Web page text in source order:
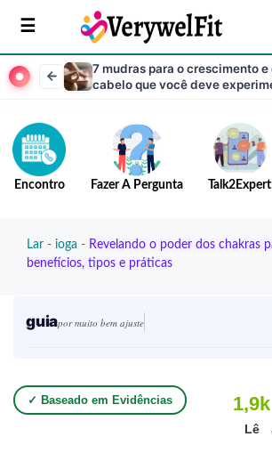
7 mudras para o crescimento e
cabelo que você deve
Encontro Fazer A Pergunta Talk2Expert
Lar - ioga - Revelando o poder dos chakras
benefícios, tipos e práticas
guiapor muito bem ajuste
✓ Baseado em Evidências 1,9k
Lê